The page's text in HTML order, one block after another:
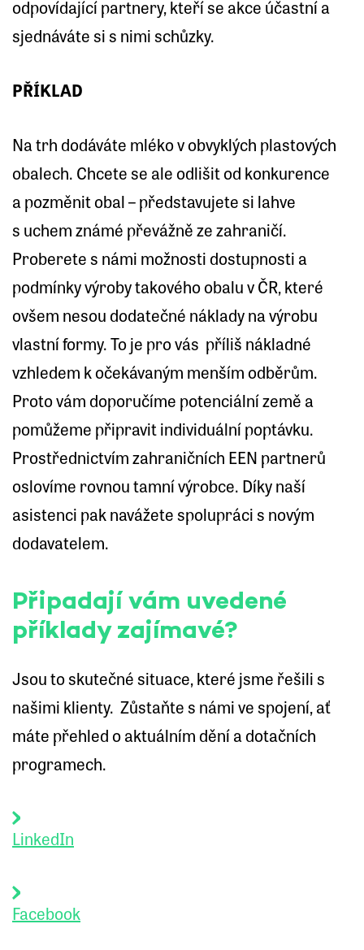
odpovídající partnery, kteří se akce účastní a
sjednáváte si s nimi schůzky.
PŘÍKLAD
Na trh dodáváte mléko v obvyklých plastových
obalech. Chcete se ale odlišit od konkurence
a pozměnit obal – představujete si lahve
s uchem známé převážně ze zahraničí.
Proberete s námi možnosti dostupnosti a
podmínky výroby takového obalu v ČR, které
ovšem nesou dodatečné náklady na výrobu
vlastní formy. To je pro vás příliš nákladné
vzhledem k očekávaným menším odběrům.
Proto vám doporučíme potenciální země a
pomůžeme připravit individuální poptávku.
Prostřednictvím zahraničních EEN partnerů
oslovíme rovnou tamní výrobce. Díky naší
asistenci pak navážete spolupráci s novým
dodavatelem.
Připadají vám uvedené
příklady zajímavé?
Jsou to skutečné situace, které jsme řešili s
našimi klienty. Zůstaňte s námi ve spojení, ať
máte přehled o aktuálním dění a dotačních
programech.
LinkedIn
Facebook